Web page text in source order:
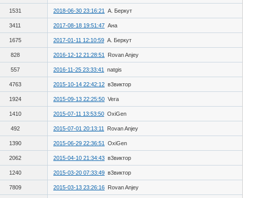
1531 2018-06-30 23:16:21 А. Беркут
3411 2017-08-18 19:51:47 Ана
1675 2017-01-11 12:10:59 А. Беркут
828 2016-12-12 21:28:51 Rovan Anjey
557 2016-11-25 23:33:41 natgis
4763 2015-10-14 22:42:12 в3виктор
1924 2015-09-13 22:25:50 Vera
1410 2015-07-11 13:53:50 OxiGen
492 2015-07-01 20:13:11 Rovan Anjey
1390 2015-06-29 22:36:51 OxiGen
2062 2015-04-10 21:34:43 в3виктор
1240 2015-03-20 07:33:49 в3виктор
7809 2015-03-13 23:26:16 Rovan Anjey